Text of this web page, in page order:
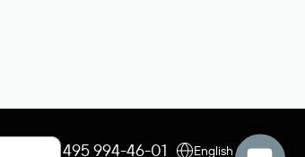
+7 495 994-46-01 English (USD)